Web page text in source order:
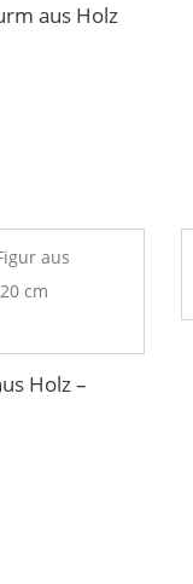
aus Holz
Holz –